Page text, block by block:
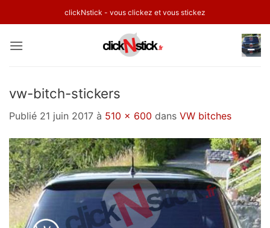
au
clickNstick - vous clickez et vous stickez
vw-bitch-stickers
Publié 21 juin 2017 à 510 × 600 dans VW bitches